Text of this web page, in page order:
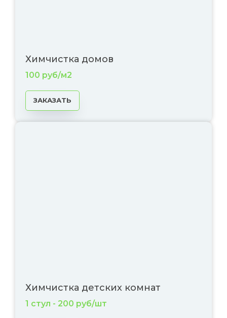
Химчистка домов
100 руб/м2
ЗАКАЗАТЬ
Химчистка детских комнат
1 стул - 200 руб/шт